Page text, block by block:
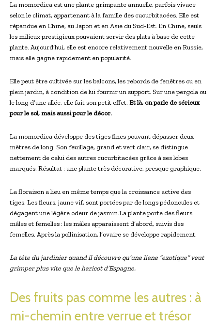
La momordica est une plante grimpante annuelle, parfois vivace
selon le climat, appartenant à la famille des cucurbitacées. Elle est
répandue en Chine, au Japon et en Asie du Sud-Est. En Chine, seuls
les milieux prestigieux pouvaient servir des plats à base de cette
plante. Aujourd’hui, elle est encore relativement nouvelle en Russie,
mais elle gagne rapidement en popularité.
Elle peut être cultivée sur les balcons, les rebords de fenêtres ou en
plein jardin, à condition de lui fournir un support. Sur une pergola ou
le long d’une allée, elle fait son petit effet. Et là, on parle de sérieux
pour le sol, mais aussi pour le décor.
La momordica développe des tiges fines pouvant dépasser deux
mètres de long. Son feuillage, grand et vert clair, se distingue
nettement de celui des autres cucurbitacées grâce à ses lobes
marqués. Résultat : une plante très décorative, presque graphique.
La floraison a lieu en même temps que la croissance active des
tiges. Les fleurs, jaune vif, sont portées par de longs pédoncules et
dégagent une légère odeur de jasmin.La plante porte des fleurs
mâles et femelles : les mâles apparaissent d’abord, suivis des
femelles. Après la pollinisation, l’ovaire se développe rapidement.
La tête du jardinier quand il découvre qu’une liane “exotique” veut
grimper plus vite que le haricot d’Espagne.
Des fruits pas comme les autres : à
mi-chemin entre verrue et trésor